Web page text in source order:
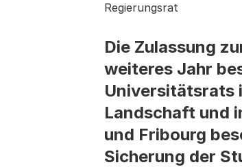
Regierungsrat
Die Zulassung
weiteres Jahr
Universitätsrats
Landschaft und
und Fribourg
Sicherung der